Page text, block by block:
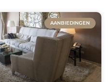
AANBIEDINGEN